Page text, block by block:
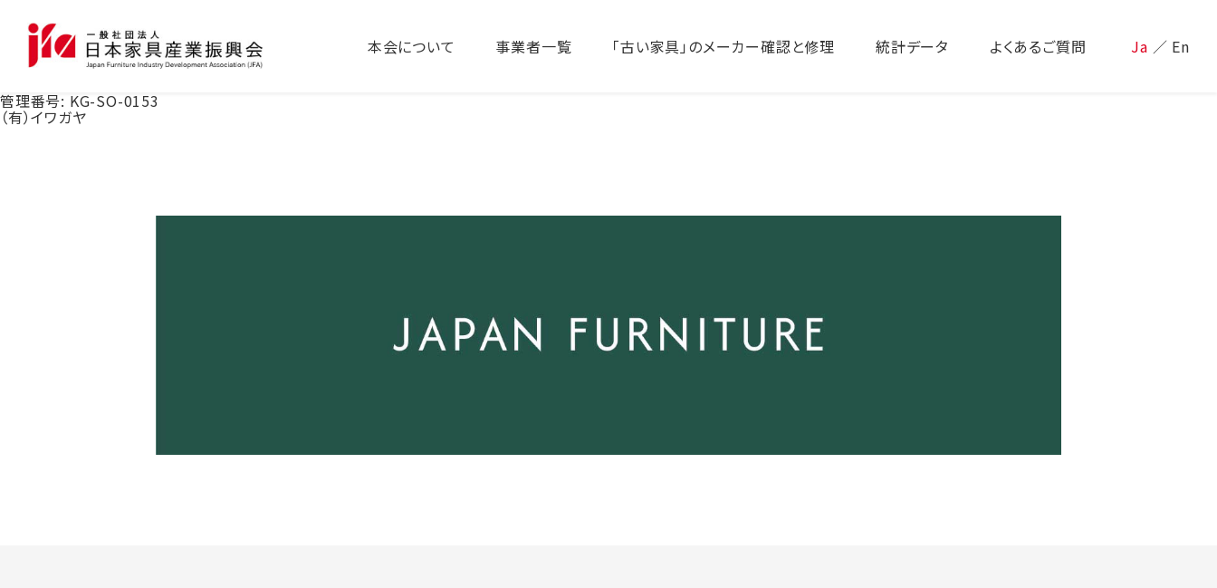
本会について 事業者一覧 「古い家具」のメーカー確認と修理 統計データ よくあるご質問 Ja ／ En
管理番号: KG-SO-0153
（有）イワガヤ